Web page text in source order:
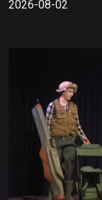
2026-08-02